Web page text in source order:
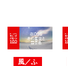
風／ふ